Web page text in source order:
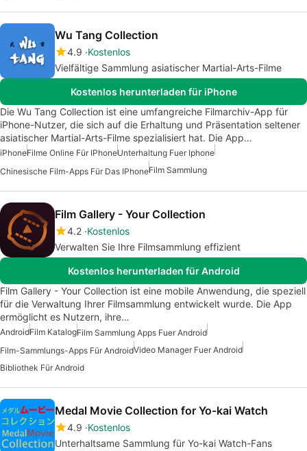
Wu Tang Collection
4.9 Kostenlos
Vielfältige Sammlung asiatischer Martial-Arts-Filme
Kostenlos herunterladen für iPhone
Die Wu Tang Collection ist eine umfangreiche Filmarchiv-App für
iPhone-Nutzer, die sich auf die Erhaltung und Präsentation seltener
asiatischer Martial-Arts-Filme spezialisiert hat. Die App…
iPhoneFilme Online Für IPhoneUnterhaltung Fuer Iphone
Chinesische Film-Apps Für Das IPhoneFilm Sammlung
Film Gallery - Your Collection
4.2 Kostenlos
Verwalten Sie Ihre Filmsammlung effizient
Kostenlos herunterladen für Android
Film Gallery - Your Collection ist eine mobile Anwendung, die speziell
für die Verwaltung Ihrer Filmsammlung entwickelt wurde. Die App
ermöglicht es Nutzern, ihre…
AndroidFilm KatalogFilm Sammlung Apps Fuer Android
Film-Sammlungs-Apps Für AndroidVideo Manager Fuer Android
Bibliothek Für Android
Medal Movie Collection for Yo-kai Watch
4.9 Kostenlos
Unterhaltsame Sammlung für Yo-kai Watch-Fans